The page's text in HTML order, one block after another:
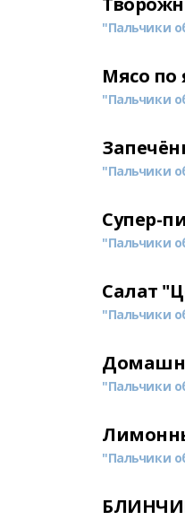
"Пальчики
Мясо по
"Пальчики
"Пальчики
Супер-
"Пальчики
Салат
"Пальчики
"Пальчики
"Пальчики